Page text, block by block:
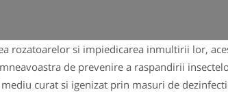
rozatoarelor si impiedicarea inmultirii lor,
de prevenire a raspandirii
curat si igenizat prin masuri de